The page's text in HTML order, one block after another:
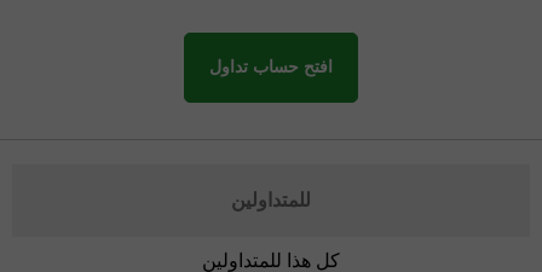
افتح حساب تداول
للمتداولين
كل هذا للمتداولين